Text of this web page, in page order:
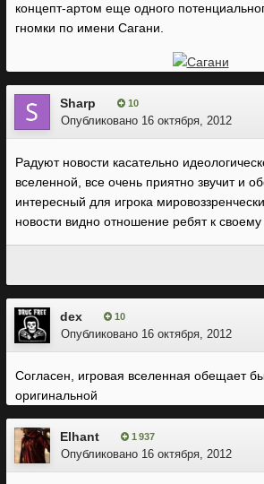
концепт-артом еще одного
гномки по имени Сагани.
Sharp 10
Опубликовано 16 октября, 2012
Радуют новости касательно
вселенной, все очень приятно звучит и
интересный для игрока
новости видно отношение ребят к своему
dex 10
Опубликовано 16 октября, 2012
Согласен, игровая вселенная обещает
оригинальной
Elhant 1 937
Опубликовано 16 октября, 2012